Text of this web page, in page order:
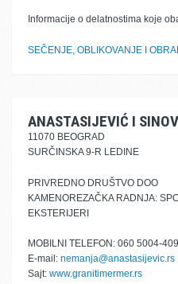
Informacije o delatnostima koje
SEČENJE, OBLIKOVANJE I
ANASTASIJEVIĆ I
11070 BEOGRAD
SURČINSKA 9-R LEDINE
PRIVREDNO DRUŠTVO DOO
KAMENOREZAČKA RADNJA:
EKSTERIJERI
MOBILNI TELEFON: 060 5004-409
E-mail: nemanja@anastasijevic.rs
Sajt: www.granitimermer.rs